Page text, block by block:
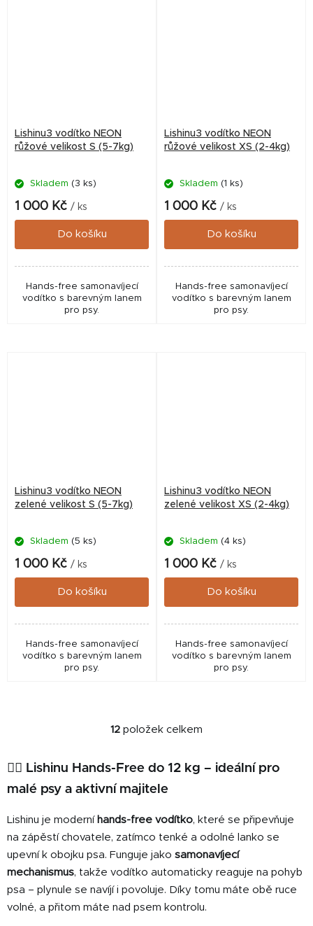
Lishinu3 vodítko NEON
růžové velikost S (5-7kg)
Skladem (3 ks)
1 000 Kč / ks
Do košíku
Hands-free samonavíjecí
vodítko s barevným lanem
pro psy.
Lishinu3 vodítko NEON
růžové velikost XS (2-4kg)
Skladem (1 ks)
1 000 Kč / ks
Do košíku
Hands-free samonavíjecí
vodítko s barevným lanem
pro psy.
Lishinu3 vodítko NEON
zelené velikost S (5-7kg)
Skladem (5 ks)
1 000 Kč / ks
Do košíku
Hands-free samonavíjecí
vodítko s barevným lanem
pro psy.
Lishinu3 vodítko NEON
zelené velikost XS (2-4kg)
Skladem (4 ks)
1 000 Kč / ks
Do košíku
Hands-free samonavíjecí
vodítko s barevným lanem
pro psy.
O
l
á
a
p
r
v
k
12 položek celkem
🐕‍🦺 Lishinu Hands-Free do 12 kg – ideální pro
malé psy a aktivní majitele
Lishinu je moderní hands-free vodítko, které se připevňuje
na zápěstí chovatele, zatímco tenké a odolné lanko se
upevní k obojku psa. Funguje jako samonavíjecí
mechanismus, takže vodítko automaticky reaguje na pohyb
psa – plynule se navíjí i povoluje. Díky tomu máte obě ruce
volné, a přitom máte nad psem kontrolu.